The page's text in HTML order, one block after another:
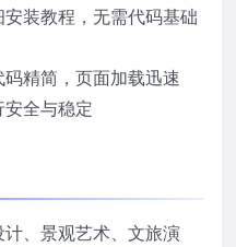
装教程，无需代码基础
精简，页面加载迅速
全与稳定
、景观艺术、文旅演